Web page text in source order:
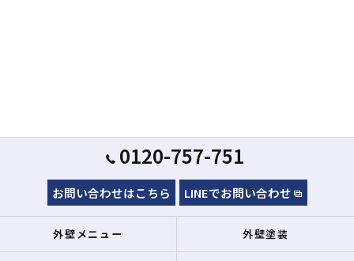
0120-757-751
お問い合わせはこちら LINEでお問い合わせ
外壁メニュー 外壁塗装